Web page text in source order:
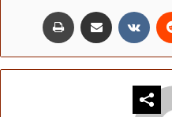
مشاركة عبر البريد